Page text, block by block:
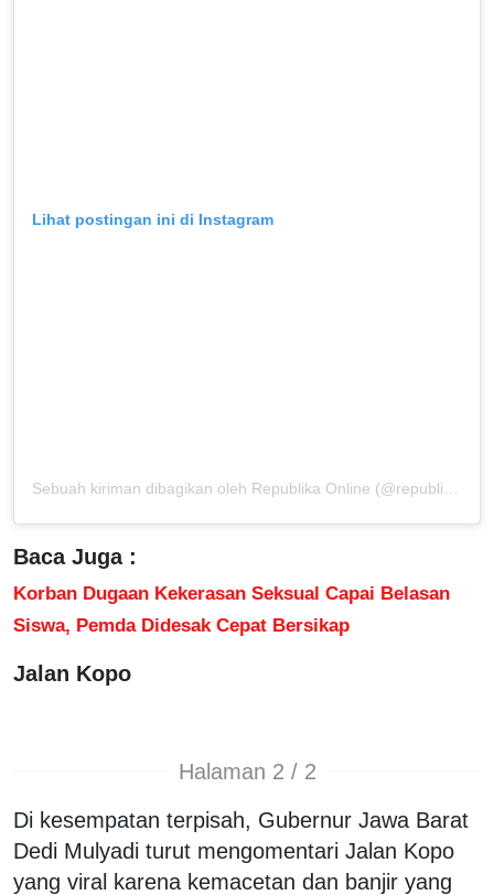
Lihat postingan ini di Instagram
Sebuah kiriman dibagikan oleh Republika Online (@republikaonline)
Baca Juga :
Korban Dugaan Kekerasan Seksual Capai Belasan
Siswa, Pemda Didesak Cepat Bersikap
Jalan Kopo
Halaman 2 / 2
Di kesempatan terpisah, Gubernur Jawa Barat
Dedi Mulyadi turut mengomentari Jalan Kopo
yang viral karena kemacetan dan banjir yang